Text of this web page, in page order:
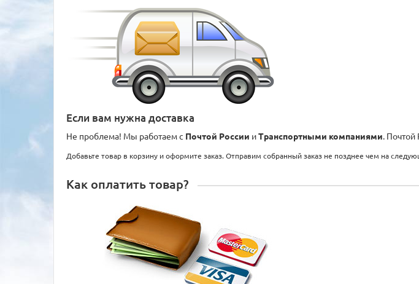
Если вам нужна доставка
Не проблема! Мы работаем с Почтой России иТранспортными компаниями. Почтой
Добавьте товар в корзину и оформите заказ. Отправим собранный заказ не позднее чем на
Как оплатить товар?